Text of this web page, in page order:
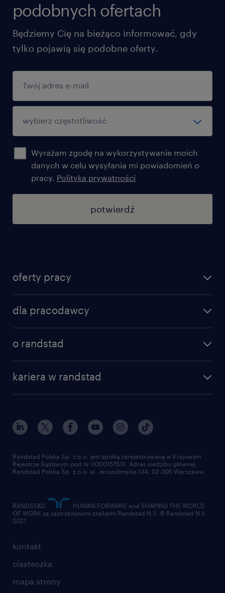
podobnych ofertach
Będziemy Cię na bieżąco informować, gdy
tylko pojawią się podobne oferty.
Wyrażam zgodę na wykorzystywanie moich
danych w celu wysyłania mi powiadomień o
pracy. Polityka prywatności
potwierdź
oferty pracy
specjalizacje
praca w amazon
dla pracodawcy
o randstad
dla mediów
dla dostawców
kariera w randstad
nasz świat
pracuj w randstad
złóż CV
kontakt
ciasteczka
mapa strony
Randstad Polska Sp. z o.o. jest spółką zarejestrowaną w Krajowym
Rejestrze Sądowym pod nr 0000157531. Adres siedziby głównej
Randstad Polska Sp. z o.o. al. Jerozolimskie 134, 02-305 Warszawa.
RANDSTAD,
, HUMAN FORWARD and SHAPING THE WORLD
OF WORK są zastrzeżonymi znakami Randstad N.V. © Randstad N.V
2021